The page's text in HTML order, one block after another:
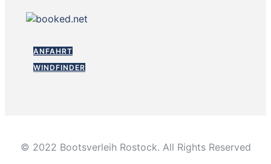
ANFAHRT
WINDFINDER
© 2022 Bootsverleih Rostock. All Rights Reserved